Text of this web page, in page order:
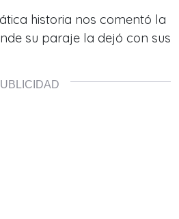
historia nos comentó la
su paraje la dejó con sus